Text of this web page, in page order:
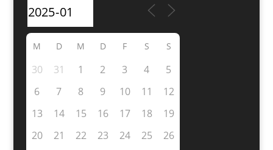
M D M D F S S
30 31 1 2 3 4
5
6
7 8 9 10 11
12
13
14 15 16 17 18
19
20
21 22 23 24 25
26